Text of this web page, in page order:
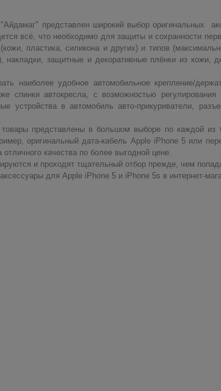
представлен широкий выбор оригинальных
всё, что необходимо для защиты и сохранности
пластика, силикона и других) и типов
накладки, защитные и декоративные плёнки из кожи,
наиболее удобное автомобильное крепление/
спинки автокресла, с возможностью
устройства в автомобиль авто-прикуриватели,
представлены в большом выборе по каждой из
оригинальный дата-кабель Apple iPhone 5 или
отличного качества по более выгодной цене.
и проходят тщательный отбор прежде, чем
для Apple iPhone 5 и iPhone 5s в интернет-